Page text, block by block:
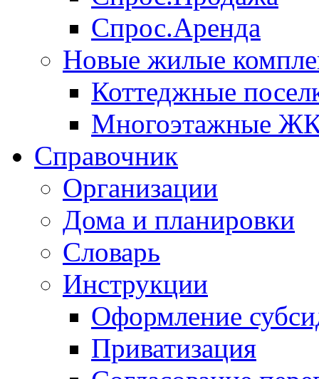
Спрос.Аренда
Новые жилые
Коттеджные
Многоэтажные
Справочник
Организации
Дома и планировки
Словарь
Инструкции
Оформление
Приватизация